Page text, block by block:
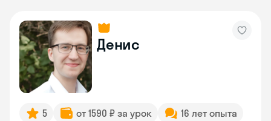
Денис
5 от 1590 ₽ за урок
16 лет опыта